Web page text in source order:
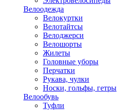
Велоодежда
Велокуртки
Велотайтсы
Велоджерси
Велошорты
Жилеты
Головные уборы
Перчатки
Рукава, чулки
Носки, гольфы, гетры
Велообувь
Туфли